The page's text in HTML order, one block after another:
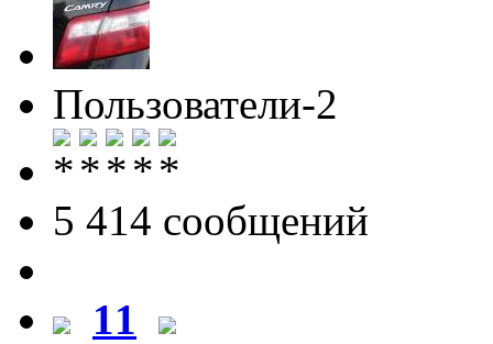
Пользователи-2
5 414 cообщений
11